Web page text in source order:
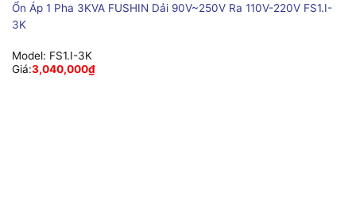
Ổn Áp 1 Pha 3KVA FUSHIN Dải 90V~250V Ra 110V-220V FS1.I-
3K
Model: FS1.I-3K
Giá:3,040,000₫